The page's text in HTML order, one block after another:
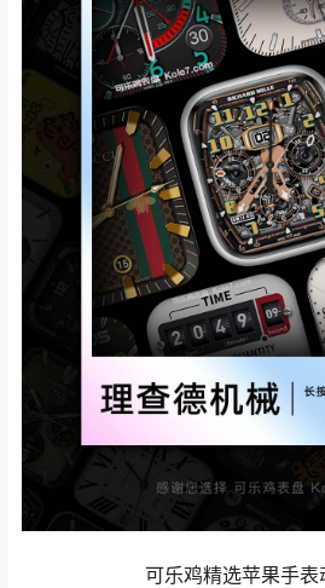
可乐鸡精选苹果手表